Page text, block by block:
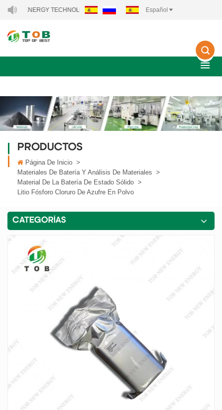
TECHNOLOGY CO., LTD.. Español
PRODUCTOS
Página De Inicio >
Materiales De Batería Y Análisis De Materiales >
Material De La Batería De Estado Sólido >
Litio Fósforo Cloruro De Azufre En Polvo
CATEGORÍAS